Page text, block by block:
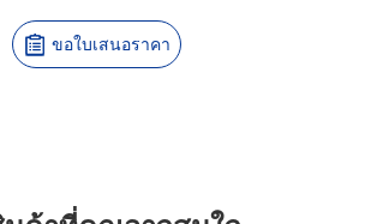
ขอใบเสนอราคา